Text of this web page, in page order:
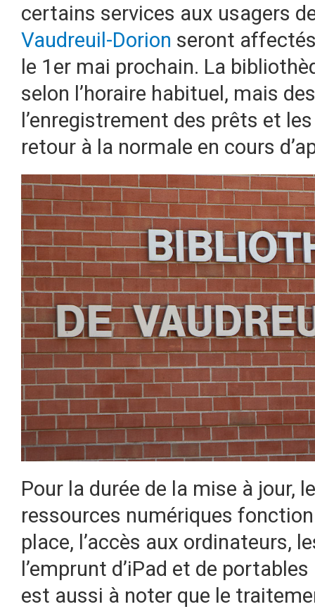
certains services aux usagers
Vaudreuil-Dorion seront
le 1er mai prochain. La
selon l’horaire habituel, mais
l’enregistrement des prêts et
retour à la normale en cours
Pour la durée de la mise à jour,
ressources numériques
place, l’accès aux ordinateurs,
l’emprunt d’iPad et de
est aussi à noter que le